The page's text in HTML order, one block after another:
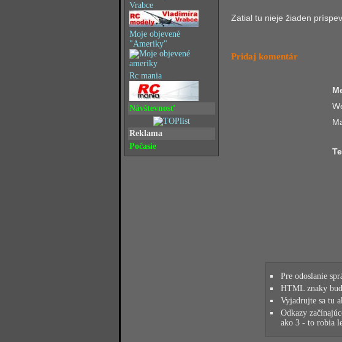
Vrabce
Moje objevené
"Ameriky"
Rc mania
Návštevnosť
Reklama
Počasie
Zatial tu nieje žiaden
Pridaj komentár
Pre odoslanie
HTML znaky
Vyjadrujte sa tu
Odkazy
ako 3 - to robia